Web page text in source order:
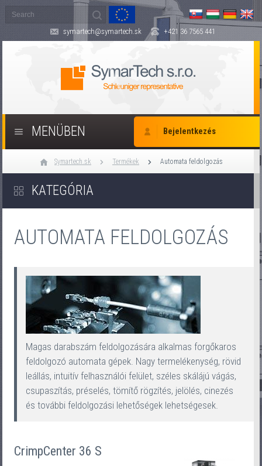
symartech@symartech.sk +421 36 7565 441
Bejelentkezés
MENÜBEN
Symartech.sk Termékek Automata feldolgozás
KATEGÓRIA
AUTOMATA FELDOLGOZÁS
Magas darabszám feldolgozására alkalmas forgőkaros
feldolgozó automata gépek. Nagy termelékenység, rövid
leállás, intuitív felhasználói felület, széles skálájú vágás,
csupaszítás, préselés, tömítő rögzítés, jelölés, cinezés
és további feldolgozási lehetőségek lehetségesek.
CrimpCenter 36 S